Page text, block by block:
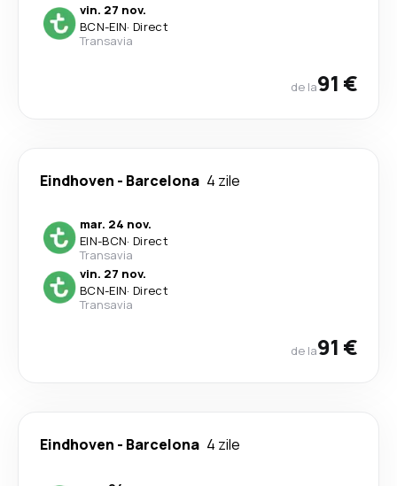
vin. 27 nov.
BCN-EIN· Direct
Transavia
de la91 €
Eindhoven - Barcelona 4 zile
mar. 24 nov.
EIN-BCN· Direct
Transavia
vin. 27 nov.
BCN-EIN· Direct
Transavia
de la91 €
Eindhoven - Barcelona 4 zile